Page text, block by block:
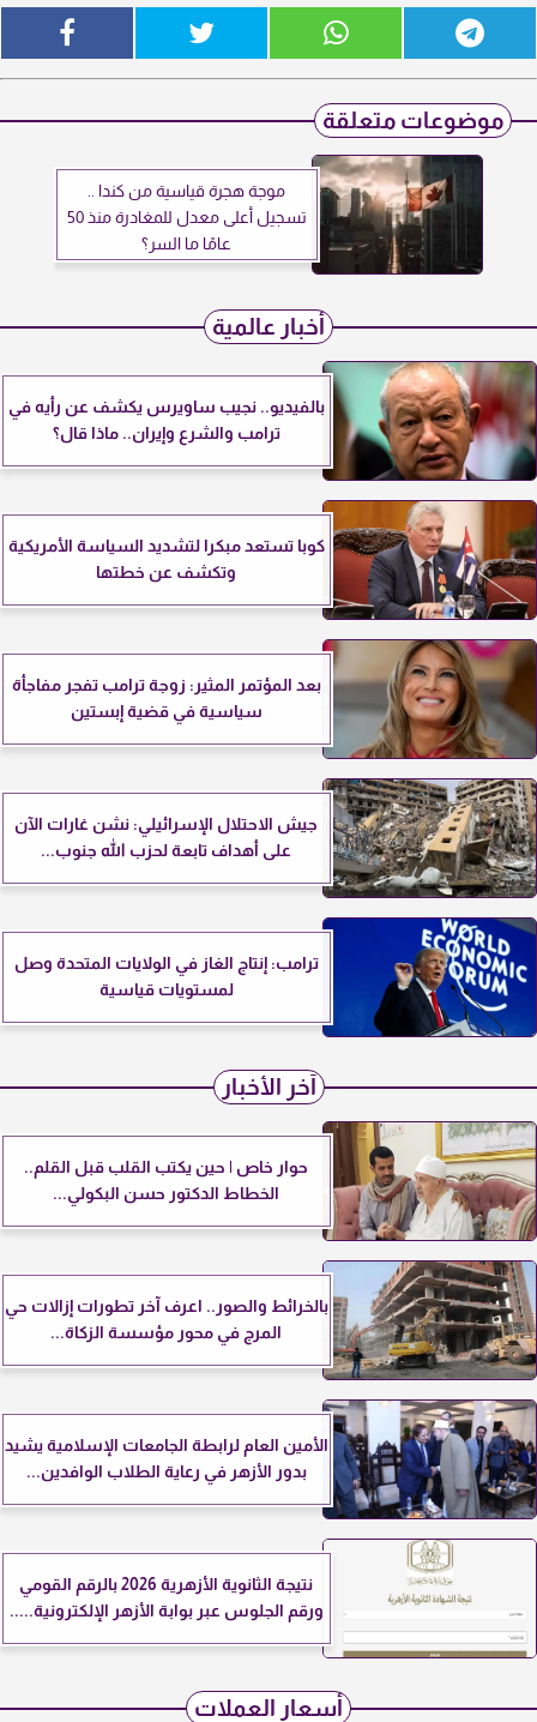
موضوعات متعلقة
موجة هجرة قياسية من كندا ..
تسجيل أعلى معدل للمغادرة منذ 50
عامًا ما السر؟
أخبار عالمية
بالفيديو.. نجيب ساويرس يكشف عن رأيه في
ترامب والشرع وإيران.. ماذا قال؟
كوبا تستعد مبكرا لتشديد السياسة الأمريكية
وتكشف عن خطتها
بعد المؤتمر المثير: زوجة ترامب تفجر مفاجأة
سياسية في قضية إبستين
جيش الاحتلال الإسرائيلي: نشن غارات الآن
على أهداف تابعة لحزب الله جنوب...
ترامب: إنتاج الغاز في الولايات المتحدة وصل
لمستويات قياسية
آخر الأخبار
حوار خاص | حين يكتب القلب قبل القلم..
الخطاط الدكتور حسن البكولي...
بالخرائط والصور.. اعرف آخر تطورات إزالات حي
المرج في محور مؤسسة الزكاة...
الأمين العام لرابطة الجامعات الإسلامية يشيد
بدور الأزهر في رعاية الطلاب الوافدين...
نتيجة الثانوية الأزهرية 2026 بالرقم القومي
ورقم الجلوس عبر بوابة الأزهر الإلكترونية.....
أسعار العملات